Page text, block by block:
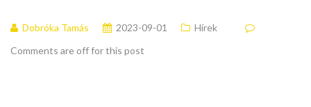
Dobróka Tamás 2023-09-01
Hírek
Comments are off for this post